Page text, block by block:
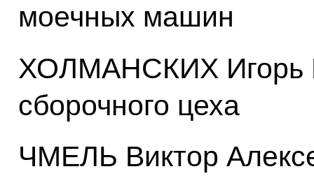
моечных машин
ХОЛМАНСКИХ Игорь
сборочного цеха
ЧМЕЛЬ Виктор